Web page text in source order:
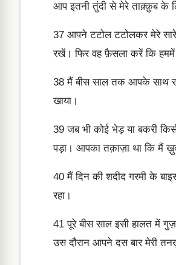
आप इतनी तुंदी से मेरे ताक़्क़ुब के
37 आपने टटोल टटोलकर मेरे सारे
रखें। फिर वह फ़ैसला करें कि
38 मैं बीस साल तक आपके साथ
खाया।
39 जब भी कोई भेड़ या बकरी
पड़ा। आपका तक़ाज़ा था कि मैं ख़ुद
40 मैं दिन की शदीद गरमी के
रहा।
41 पूरे बीस साल इसी हालत में
उस दौरान आपने दस बार मेरी